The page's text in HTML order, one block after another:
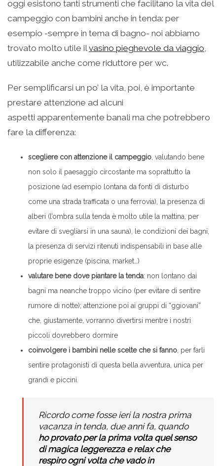
oggi esistono tanti strumenti che facilitano la vita del
campeggio con bambini anche in tenda: per
esempio -sempre in tema di bagno- noi abbiamo
trovato molto utile il vasino pieghevole da viaggio
utilizzabile anche come riduttore per wc.
Per semplificarsi un po’ la vita, poi, è importante
prestare attenzione ad alcuni
aspetti apparentemente banali ma che potrebbero
fare la differenza:
scegliere con attenzione il campeggio , valutando bene
non solo il paesaggio circostante ma soprattutto la
posizione (ad esempio lontana da fonti di disturbo
come una strada trafficata o una ferrovia), la presenza di
alberi (l’ombra sulla tenda è molto utile la mattina, per
evitare di svegliarsi in una sauna), le condizioni dei bagni,
la presenza di servizi ritenuti indispensabili in base alle
proprie esigenze (piscina, market…)
valutare bene dove piantare la tenda: non lontano dai
bagni ma neanche troppo vicino (per evitare di sentire
rumore di notte); attenzione poi ai gruppi di “ggiovani”
che, giustamente, vorranno divertirsi mentre i nostri
piccoli dovrebbero dormire
coinvolgere i bambini nelle scelte che si fanno , per farli
sentire protagonisti di questa bella avventura, unica per
grandi e piccini.
Ricordo come fosse ieri la nostra prima
vacanza in tenda, due anni fa, quando
ho provato per la prima volta quel senso
di magica leggerezza e relax che
respiro ogni volta che vado in